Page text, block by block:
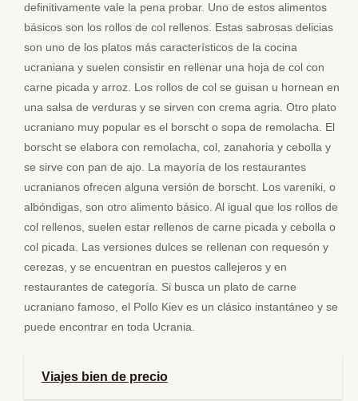
definitivamente vale la pena probar. Uno de estos alimentos
básicos son los rollos de col rellenos. Estas sabrosas delicias
son uno de los platos más característicos de la cocina
ucraniana y suelen consistir en rellenar una hoja de col con
carne picada y arroz. Los rollos de col se guisan u hornean en
una salsa de verduras y se sirven con crema agria. Otro plato
ucraniano muy popular es el borscht o sopa de remolacha. El
borscht se elabora con remolacha, col, zanahoria y cebolla y
se sirve con pan de ajo. La mayoría de los restaurantes
ucranianos ofrecen alguna versión de borscht. Los vareniki, o
albóndigas, son otro alimento básico. Al igual que los rollos de
col rellenos, suelen estar rellenos de carne picada y cebolla o
col picada. Las versiones dulces se rellenan con requesón y
cerezas, y se encuentran en puestos callejeros y en
restaurantes de categoría. Si busca un plato de carne
ucraniano famoso, el Pollo Kiev es un clásico instantáneo y se
puede encontrar en toda Ucrania.
Viajes bien de precio